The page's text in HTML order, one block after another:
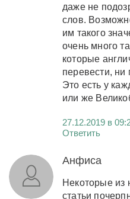
даже не
слов.
им такого
очень много
которые
перевести,
Это есть у
или же
27.12.2019 в
Ответить
Анфиса
Некоторые из
статьи